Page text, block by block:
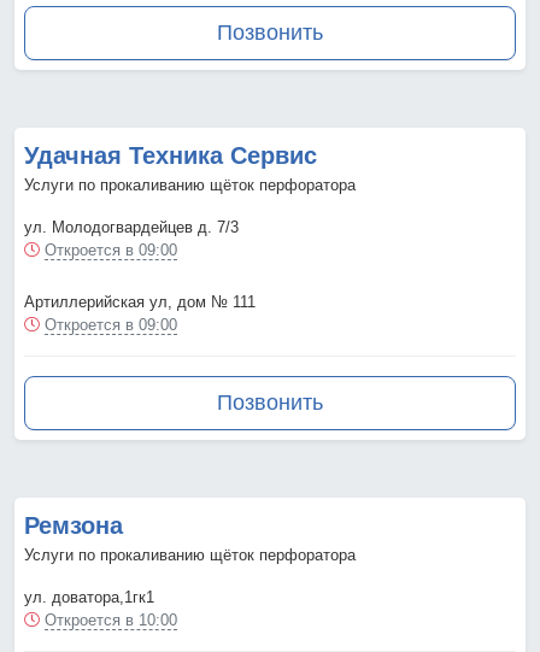
Позвонить
Удачная Техника Сервис
Услуги по прокаливанию щёток перфоратора
ул. Молодогвардейцев д. 7/3
Откроется в 09:00
Артиллерийская ул, дом № 111
Откроется в 09:00
Позвонить
Ремзона
Услуги по прокаливанию щёток перфоратора
ул. доватора,1гк1
Откроется в 10:00